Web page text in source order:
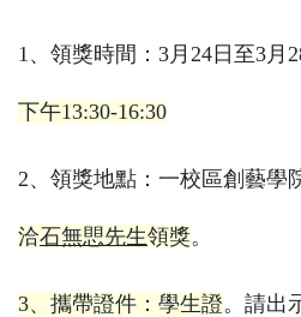
1、領獎時間：3月24日至3月
下午13:30-16:30
2、領獎地點：一校區創藝學
洽石無愳先生領獎。
3、攜帶證件：學生證。請出